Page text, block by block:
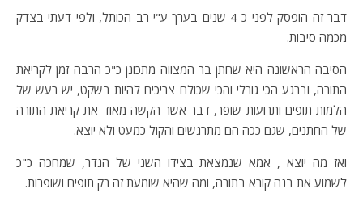
דבר זה הופסק לפני כ 4 שנים בערך ע"י רב הכותל, ולפי דעתי בצדק
מכמה סיבות.
הסיבה הראשונה היא שחתן בר המצווה מתכונן כ"כ הרבה זמן לקריאת
התורה, וברגע הכי גורלי והכי שכולם צריכים להיות בשקט, יש רעש של
הלמות תופים ותרועות שופר, דבר אשר הקשה מאוד את קריאת התורה
של החתנים, שגם ככה הם מתרגשים והקול כמעט ולא יוצא.
ואז מה יוצא , אמא שנמצאת בצידו השני של הגדר, שמחכה כ"כ
לשמוע את בנה קורא בתורה, ומה שהיא שומעת זה רק תופים ושופרות.